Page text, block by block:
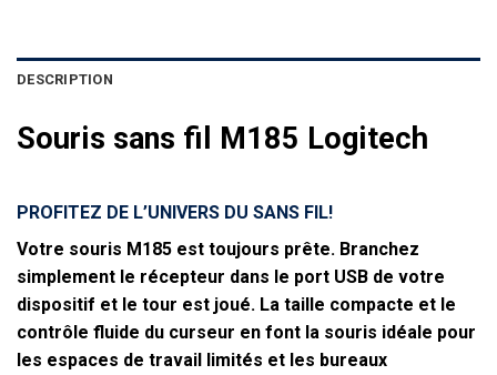
DESCRIPTION
Souris sans fil M185 Logitech
PROFITEZ DE L’UNIVERS DU SANS FIL!
Votre souris M185 est toujours prête. Branchez
simplement le récepteur dans le port USB de votre
dispositif et le tour est joué. La taille compacte et le
contrôle fluide du curseur en font la souris idéale pour
les espaces de travail limités et les bureaux